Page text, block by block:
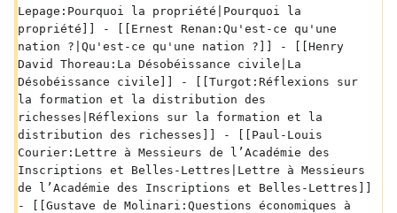
Lepage:Pourquoi la propriété|Pourquoi la
propriété]] - [[Ernest Renan:Qu'est-ce qu'une
nation ?|Qu'est-ce qu'une nation ?]] - [[Henry
David Thoreau:La Désobéissance civile|La
Désobéissance civile]] - [[Turgot:Réflexions sur
la formation et la distribution des
richesses|Réflexions sur la formation et la
distribution des richesses]] - [[Paul-Louis
Courier:Lettre à Messieurs de l’Académie des
Inscriptions et Belles-Lettres|Lettre à Messieurs
de l’Académie des Inscriptions et Belles-Lettres]]
- [[Gustave de Molinari:Questions économiques à